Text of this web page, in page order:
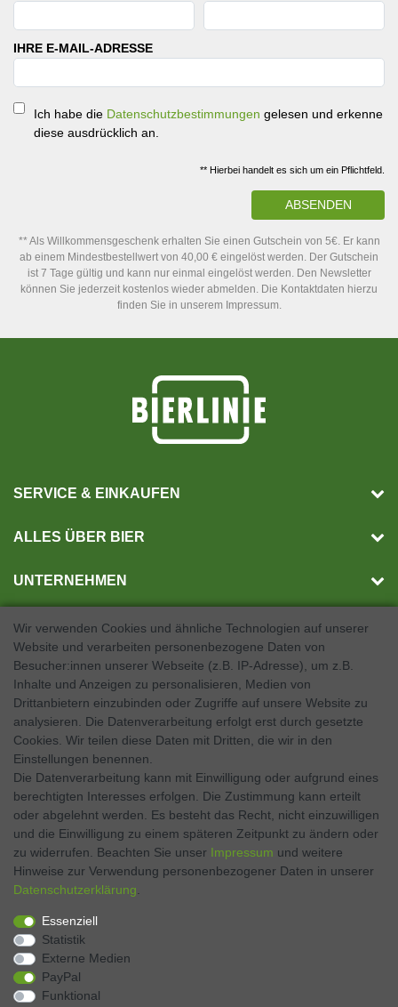
IHRE E-MAIL-ADRESSE
Ich habe die Datenschutzbestimmungen gelesen und erkenne
diese ausdrücklich an.
** Hierbei handelt es sich um ein Pflichtfeld.
ABSENDEN
** Als Willkommensgeschenk erhalten Sie einen Gutschein von 5€. Er kann
ab einem Mindestbestellwert von 40,00 € eingelöst werden. Der Gutschein
ist 7 Tage gültig und kann nur einmal eingelöst werden. Den Newsletter
können Sie jederzeit kostenlos wieder abmelden. Die Kontaktdaten hierzu
finden Sie in unserem Impressum.
SERVICE & EINKAUFEN
ALLES ÜBER BIER
UNTERNEHMEN
SOCIAL MEDIA
Twitter
Instagram
VERTRAG WIDERRUFEN Kontakt
Zahlen Sie bequem per
Wir verwenden Cookies und ähnliche Technologien auf unserer
Website und verarbeiten personenbezogene Daten von
Besucher:innen unserer Webseite (z.B. IP-Adresse), um z.B.
Inhalte und Anzeigen zu personalisieren, Medien von
Drittanbietern einzubinden oder Zugriffe auf unsere Website zu
analysieren. Die Datenverarbeitung erfolgt erst durch gesetzte
Cookies. Wir teilen diese Daten mit Dritten, die wir in den
Einstellungen benennen.
Die Datenverarbeitung kann mit Einwilligung oder aufgrund eines
berechtigten Interesses erfolgen. Die Zustimmung kann erteilt
oder abgelehnt werden. Es besteht das Recht, nicht einzuwilligen
und die Einwilligung zu einem späteren Zeitpunkt zu ändern oder
zu widerrufen. Beachten Sie unser Impressum und weitere
Hinweise zur Verwendung personenbezogener Daten in unserer
Daten­schutz­erklärung
Essenziell
Statistik
Externe Medien
PayPal
Funktional